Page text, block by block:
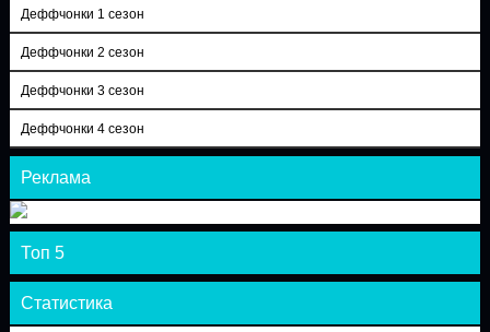
Деффчонки 1 сезон
Деффчонки 2 сезон
Деффчонки 3 сезон
Деффчонки 4 сезон
Реклама
Топ 5
Статистика